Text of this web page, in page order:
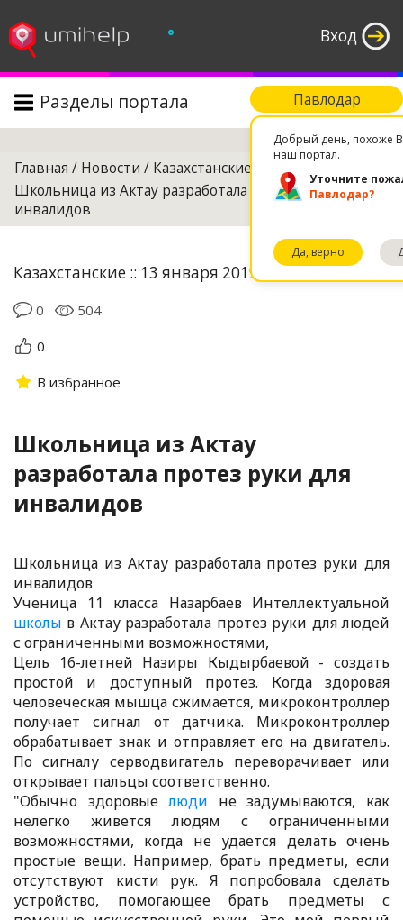
Вход
°
Павлодар
Добрый день, похоже
наш портал.
Уточните
Павлодар?
Да, верно
Разделы портала Поиск
Главная / Новости / Казахстанские
Школьница из Актау разработала протез руки для
инвалидов
Казахстанские :: 13 января 2019 13:38
0
504
0
В избранное
Школьница из Актау
разработала протез руки для
инвалидов
Школьница из Актау разработала протез руки для
инвалидов
Ученица 11 класса Назарбаев Интеллектуальной
школы в Актау разработала протез руки для людей
с ограниченными возможностями,
Цель 16-летней Назиры Кыдырбаевой - создать
простой и доступный протез. Когда здоровая
человеческая мышца сжимается, микроконтроллер
получает сигнал от датчика. Микроконтроллер
обрабатывает знак и отправляет его на двигатель.
По сигналу серводвигатель переворачивает или
открывает пальцы соответственно.
"Обычно здоровыелюди не задумываются, как
нелегко живется людям с ограниченными
возможностями, когда не удается делать очень
простые вещи. Например, брать предметы, если
отсутствуют кисти рук. Я попробовала сделать
устройство, помогающее брать предметы с